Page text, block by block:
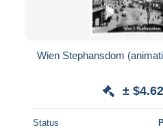
Wien Stephansdom
± $4.62
Status